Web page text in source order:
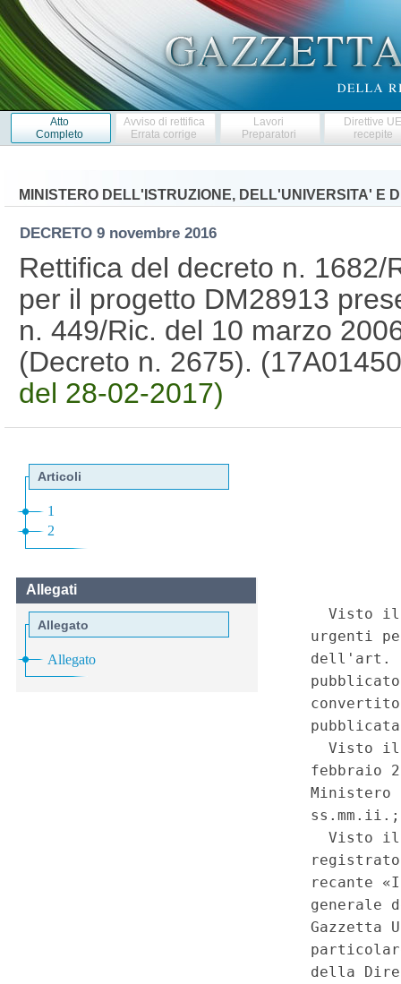
Atto
Completo
Avviso di rettifica
Errata corrige
Lavori
Preparatori
Direttive
recepite
MINISTERO DELL'ISTRUZIONE, DELL'UNIVERSITA' E
DECRETO 9 novembre 2016
Rettifica del decreto n.
per il progetto DM28913
n. 449/Ric. del 10 marzo
(Decreto n. 2675).
del 28-02-2017)